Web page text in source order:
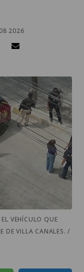
2026
VEHÍCULO QUE
DE VILLA CANALES. /